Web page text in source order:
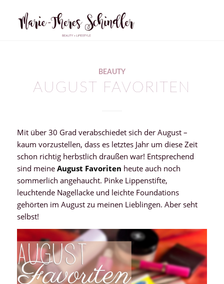
BEAUTY
AUGUST FAVORITEN
Mit über 30 Grad verabschiedet sich der August –
kaum vorzustellen, dass es letztes Jahr um diese Zeit
schon richtig herbstlich draußen war! Entsprechend
sind meine August Favoriten heute auch noch
sommerlich angehaucht. Pinke Lippenstifte,
leuchtende Nagellacke und leichte Foundations
gehörten im August zu meinen Lieblingen. Aber seht
selbst!